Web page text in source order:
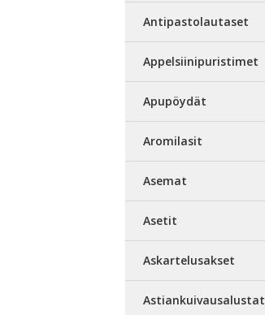
Antipastolautaset
Appelsiinipuristimet
Apupöydät
Aromilasit
Asemat
Asetit
Askartelusakset
Astiankuivausalustat